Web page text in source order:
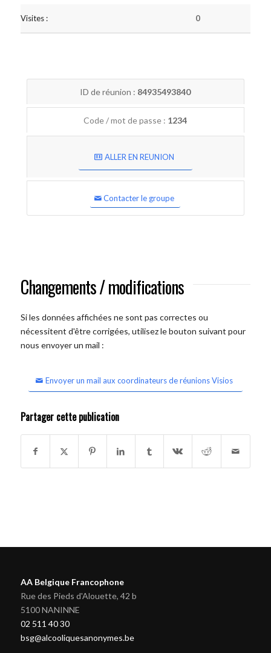
Visites : 0
ID de réunion : 84935493840
Code / mot de passe : 1234
ALLER EN REUNION
Contacter le groupe
Changements / modifications
Si les données affichées ne sont pas correctes ou
nécessitent d'être corrigées, utilisez le bouton suivant pour
nous envoyer un mail :
Envoyer un mail aux coordinateurs de réunions Visios
Partager cette publication
AA Belgique Francophone
Rue des Pieds d'Alouette, 42 b
5100 NANINNE
02 511 40 30
bsg@alcooliquesanonymes.be